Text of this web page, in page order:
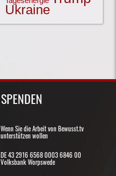
Ukraine
SPENDEN
Wenn Sie die Arbeit von Bewusst.tv
unterstützen wollen
DE 43 2916 6568 0003 6846 00
Volksbank Worpswede